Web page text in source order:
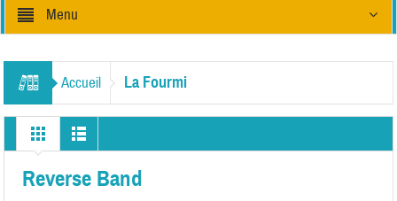
Menu
Accueil La Fourmi
Reverse Band